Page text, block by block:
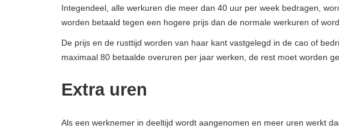
Integendeel, alle werkuren die meer dan 40 uur per week bedragen,
worden betaald tegen een hogere prijs dan de normale werkuren of
De prijs en de rusttijd worden van haar kant vastgelegd in de cao of
maximaal 80 betaalde overuren per jaar werken, de rest moet worden
Extra uren
Als een werknemer in deeltijd wordt aangenomen en meer uren werkt